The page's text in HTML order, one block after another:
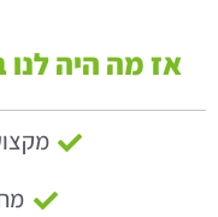
אז מה היה